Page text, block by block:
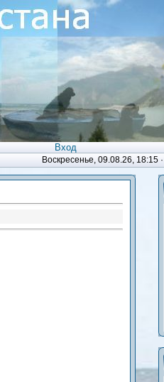
Вход
Воскресенье, 09.08.26, 18:15 ·